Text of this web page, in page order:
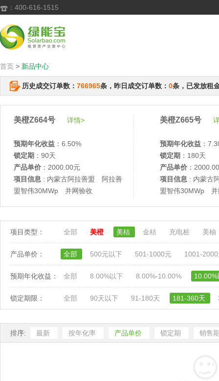
 ：400-616-1515
首页 > 新品中心
历史成交订单数： 766965条，昨日成交订单数： 0条，已发放租
美橙Z664号 详情>
预期年化收益 ：6.50%
锁定期 ：90天
产品单价 ：2000.00元
项目信息 : 内蒙古阿拉善盟 阿拉善
盟智伟30MWp 并网验收
美橙Z665号
预期年化收益 ：
锁定期 ：180天
产品单价 ：
项目信息 : 内蒙古
盟智伟30MWp 并
项目类型： 全部 美橙 美桔 金桔 充电桩 美柚
产品单价： 全部 500元以下 501-1000元 1001-
预期年化收益： 全部 8.00%以下 8.00%-10.00%
锁定期限： 全部 90天以下 91-180天 181-360天
排序: 最新 按年化率 产品单价 锁定期 销售